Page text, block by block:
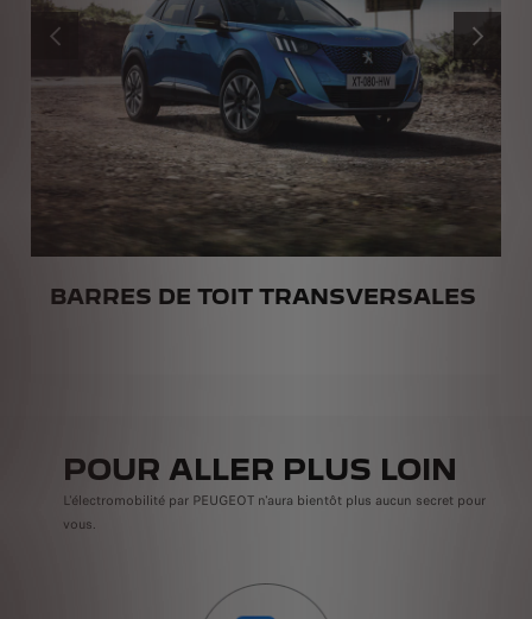
PRÉCÉDENT
BARRES DE TOIT TRANSVERSALES
SUIVANT
POUR ALLER PLUS LOIN
L'électromobilité par PEUGEOT n'aura bientôt plus aucun secret pour
vous.